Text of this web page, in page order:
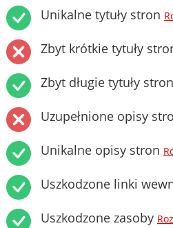
Unikalne tytuły stron
Zbyt krótkie tytuły
Zbyt długie tytuły stron
Uzupełnione opisy
Unikalne opisy stron
Uszkodzone linki
Uszkodzone zasoby